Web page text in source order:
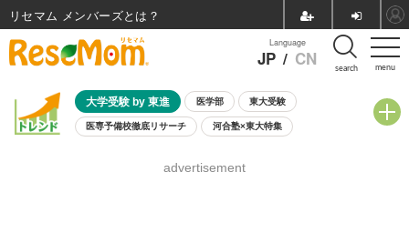
menu
Language
JP / CN search
大学受験 by 東進 医学部 東大受験
医専予備校徹底リサーチ 河合塾×東大特集
8月開催学校説明会・相談会
advertisement
リセマム メンバーズ